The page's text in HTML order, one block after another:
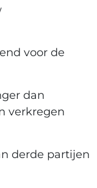
voor de
dan
verkregen
derde partijen